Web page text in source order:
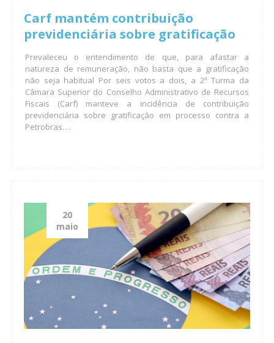
Carf mantém contribuição
previdenciária sobre gratificação
Prevaleceu o entendimento de que, para afastar a
natureza de remuneração, não basta que a gratificação
não seja habitual Por seis votos a dois, a 2ª Turma da
Câmara Superior do Conselho Administrativo de Recursos
Fiscais (Carf) manteve a incidência de contribuição
previdenciária sobre gratificação em processo contra a
Petrobras….
20
maio